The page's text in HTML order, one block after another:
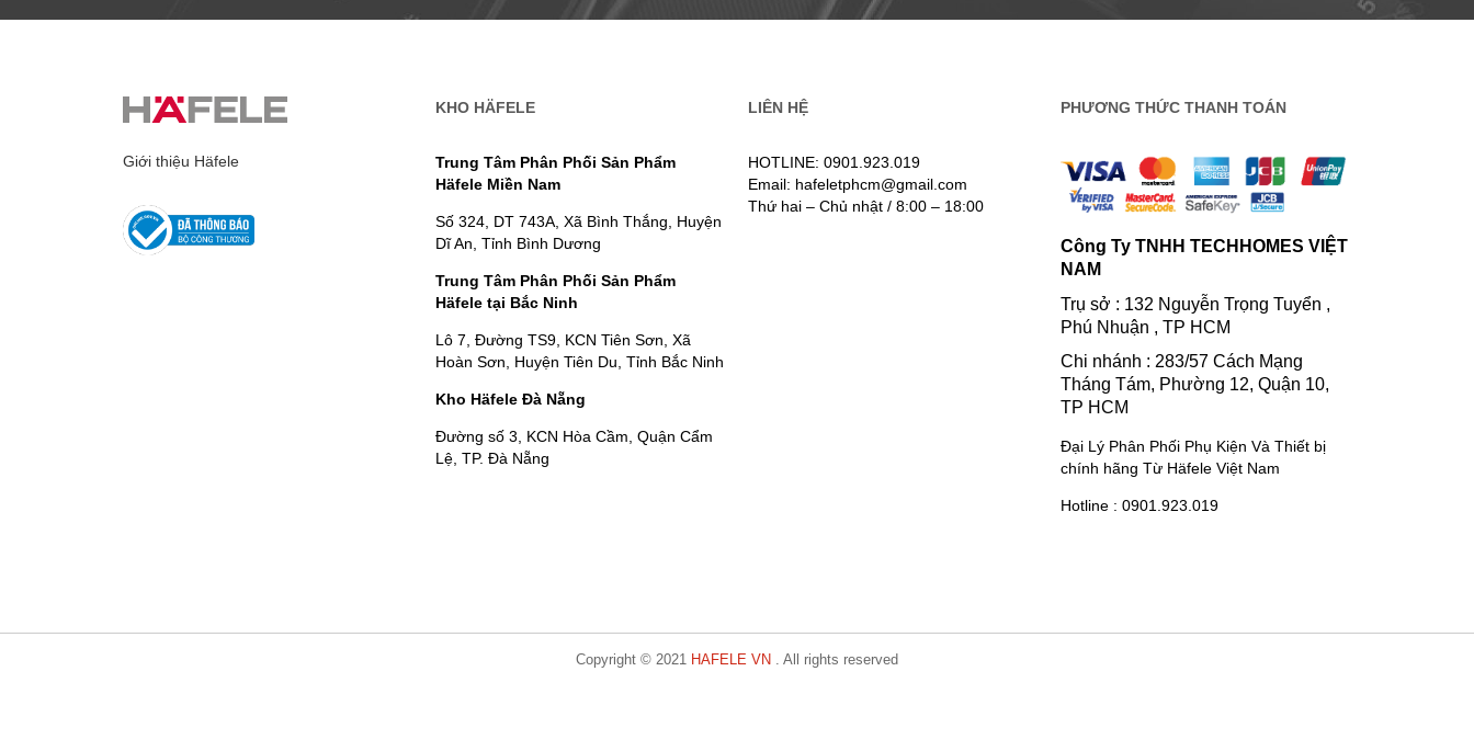
Giới thiệu Häfele
KHO HÄFELE
Trung Tâm Phân Phối Sản Phẩm
Häfele Miền Nam
Số 324, DT 743A, Xã Bình Thắng, Huyện
Dĩ An, Tỉnh Bình Dương
Trung Tâm Phân Phối Sản Phẩm
Häfele tại Bắc Ninh
Lô 7, Đường TS9, KCN Tiên Sơn, Xã
Hoàn Sơn, Huyện Tiên Du, Tỉnh Bắc Ninh
Kho Häfele Đà Nẵng
Đường số 3, KCN Hòa Cầm, Quận Cẩm
Lệ, TP. Đà Nẵng
LIÊN HỆ
HOTLINE: 0901.923.019
Email: hafeletphcm@gmail.com
Thứ hai – Chủ nhật / 8:00 – 18:00
PHƯƠNG THỨC THANH TOÁN
Công Ty TNHH TECHHOMES VIỆT
NAM
Trụ sở : 132 Nguyễn Trọng Tuyển ,
Phú Nhuận , TP HCM
Chi nhánh : 283/57 Cách Mạng
Tháng Tám, Phường 12, Quận 10,
TP HCM
Đại Lý Phân Phối Phụ Kiện Và Thiết bị
chính hãng Từ Häfele Việt Nam
Hotline : 0901.923.019
Copyright © 2021 HAFELE VN . All rights reserved